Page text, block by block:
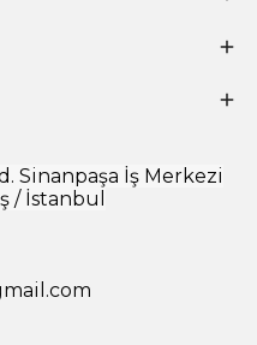
Sinanpaşa İş Merkezi
/ İstanbul